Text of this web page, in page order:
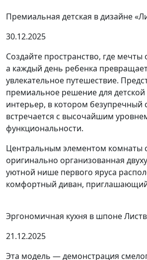
Премиальная детская в дизайне
30.12.2025
Создайте пространство, где
а каждый день ребенка
увлекательное путешествие.
премиальное решение для
интерьер, в котором безупречный
встречается с высочайшим
функциональности.
Центральным элементом комнаты
оригинально организованная
уютной нише первого яруса
комфортный диван,
Эргономичная кухня в шпоне
21.12.2025
Эта модель — демонстрация